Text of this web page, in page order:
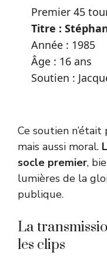
Premier 45
Titre :
Année : 1985
Âge : 16 ans
Soutien :
Ce soutien
mais aussi moral.
socle premier,
lumières de la
publique.
La
les clips